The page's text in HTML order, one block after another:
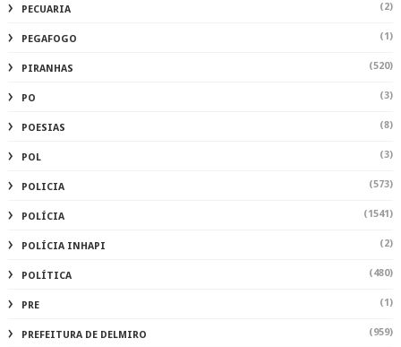
PECUARIA (2)
PEGAFOGO (1)
PIRANHAS (520)
PO (3)
POESIAS (8)
POL (3)
POLICIA (573)
POLÍCIA (1541)
POLÍCIA INHAPI (2)
POLÍTICA (480)
PRE (1)
PREFEITURA DE DELMIRO (959)